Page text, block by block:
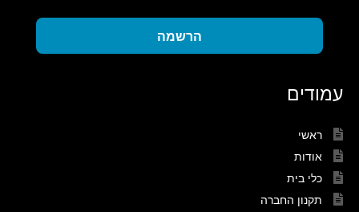
הרשמה
עמודים
ראשי
אודות
כלי בית
תקנון החברה